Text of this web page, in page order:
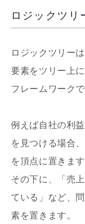
ロジックツリ
ロジックツリー
要素をツリー上
フレームワークで
例えば自社の利
を見つける場合
を頂点に置きます
その下に、「売
ている」など、
素を置きます。